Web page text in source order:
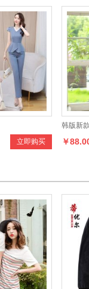
立即购买
韩版新
￥